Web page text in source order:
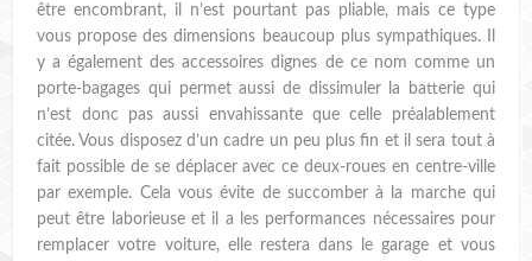
être encombrant, il n’est pourtant pas pliable, mais ce type
vous propose des dimensions beaucoup plus sympathiques. Il
y a également des accessoires dignes de ce nom comme un
porte-bagages qui permet aussi de dissimuler la batterie qui
n’est donc pas aussi envahissante que celle préalablement
citée. Vous disposez d’un cadre un peu plus fin et il sera tout à
fait possible de se déplacer avec ce deux-roues en centre-ville
par exemple. Cela vous évite de succomber à la marche qui
peut être laborieuse et il a les performances nécessaires pour
remplacer votre voiture, elle restera dans le garage et vous